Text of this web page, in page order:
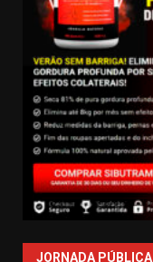
JORNADA PÚBLICA